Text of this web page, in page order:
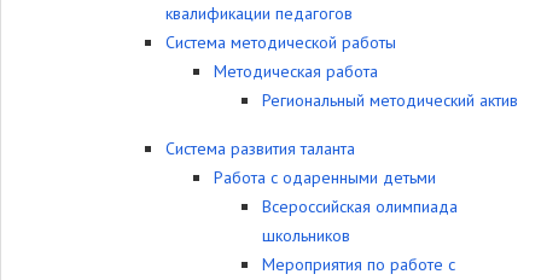
квалификации педагогов
Система методической работы
Методическая работа
Региональный методический актив
Система развития таланта
Работа с одаренными детьми
Всероссийская олимпиада
школьников
Мероприятия по работе с